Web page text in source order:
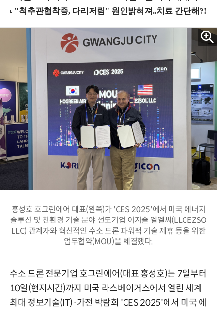
홍성호 호그린에어 대표(왼쪽)가 'CES 2025'에서 미국 에너지
솔루션 및 친환경 기술 분야 선도기업 이지솔 엘엘씨(LLCEZSO
LLC) 관계자와 혁신적인 수소 드론 파워팩 기술 제휴 등을 위한
업무협약(MOU)을 체결했다.
수소 드론 전문기업 호그린에어(대표 홍성호)는 7일부터
10일(현지시간)까지 미국 라스베이거스에서 열린 세계
최대 정보기술(IT)·가전 박람회 'CES 2025'에서 미국 에